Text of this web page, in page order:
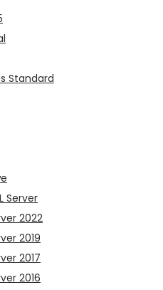
Standard
Server
2022
2019
2017
2016